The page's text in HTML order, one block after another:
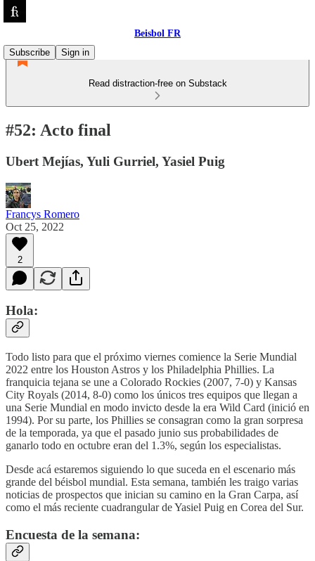
Beisbol FR
Subscribe
Sign in
Read distraction-free on Substack
#52: Acto final
Ubert Mejías, Yuli Gurriel, Yasiel Puig
Francys Romero
Oct 25, 2022
2
Hola:
Todo listo para que el próximo viernes comience la Serie Mundial
2022 entre los Houston Astros y los Philadelphia Phillies. La
franquicia tejana se une a Colorado Rockies (2007, 7-0) y Kansas
City Royals (2014, 8-0) como los únicos tres equipos que llegan a
una Serie Mundial en modo invicto desde la era Wild Card (inició en
1994). Por su parte, los Phillies se consagran como la gran sorpresa
de la temporada, ya que el pasado junio sus probabilidades de
ganarlo todo en octubre eran del 1.3%, según los especialistas.
Desde acá estaremos siguiendo lo que suceda en el escenario más
grande del béisbol mundial. Esta semana, también les traigo varias
noticias de prospectos que inician su camino en la Gran Carpa, así
como el más reciente cuadrangular de Yasiel Puig en Corea del Sur.
Encuesta de la semana: